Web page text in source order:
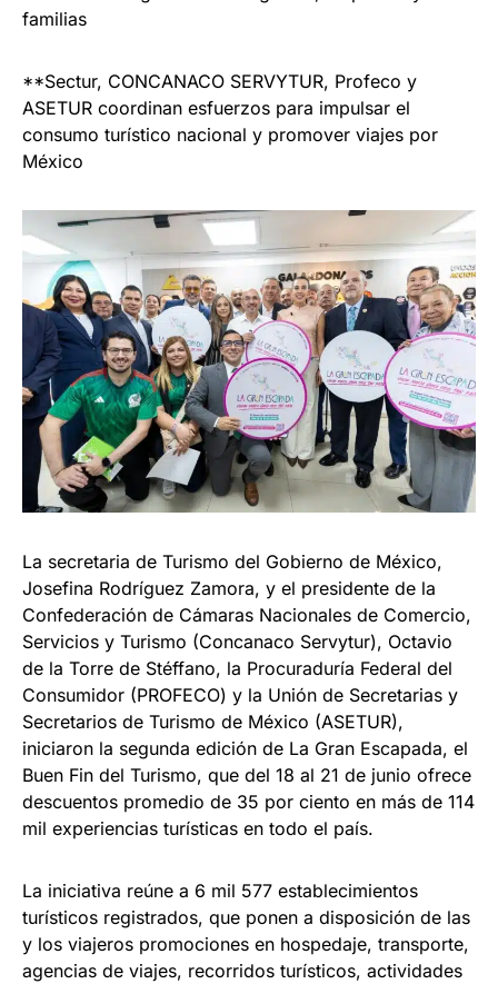
familias
**Sectur, CONCANACO SERVYTUR, Profeco y
ASETUR coordinan esfuerzos para impulsar el
consumo turístico nacional y promover viajes por
México
La secretaria de Turismo del Gobierno de México,
Josefina Rodríguez Zamora, y el presidente de la
Confederación de Cámaras Nacionales de Comercio,
Servicios y Turismo (Concanaco Servytur), Octavio
de la Torre de Stéffano, la Procuraduría Federal del
Consumidor (PROFECO) y la Unión de Secretarias y
Secretarios de Turismo de México (ASETUR),
iniciaron la segunda edición de La Gran Escapada, el
Buen Fin del Turismo, que del 18 al 21 de junio ofrece
descuentos promedio de 35 por ciento en más de 114
mil experiencias turísticas en todo el país.
La iniciativa reúne a 6 mil 577 establecimientos
turísticos registrados, que ponen a disposición de las
y los viajeros promociones en hospedaje, transporte,
agencias de viajes, recorridos turísticos, actividades